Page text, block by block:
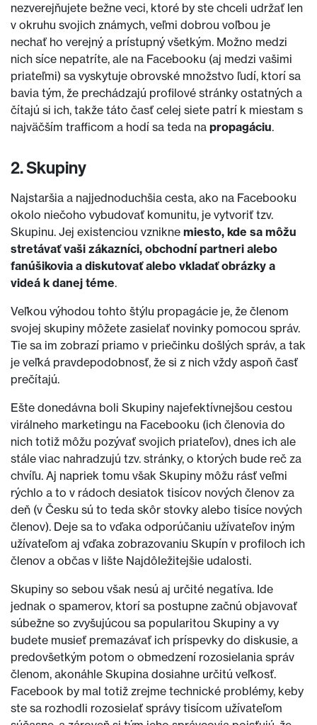
nezverejňujete bežne veci, ktoré by ste chceli udržať len
v okruhu svojich známych, veľmi dobrou voľbou je
nechať ho verejný a prístupný všetkým. Možno medzi
nich síce nepatríte, ale na Facebooku (aj medzi vašimi
priateľmi) sa vyskytuje obrovské množstvo ľudí, ktorí sa
bavia tým, že prechádzajú profilové stránky ostatných a
čítajú si ich, takže táto časť celej siete patrí k miestam s
najväčším trafficom a hodí sa teda na propagáciu.
2. Skupiny
Najstaršia a najjednoduchšia cesta, ako na Facebooku
okolo niečoho vybudovať komunitu, je vytvoriť tzv.
Skupinu. Jej existenciou vznikne miesto, kde sa môžu
stretávať vaši zákazníci, obchodní partneri alebo
fanúšikovia a diskutovať alebo vkladať obrázky a
videá k danej téme.
Veľkou výhodou tohto štýlu propagácie je, že členom
svojej skupiny môžete zasielať novinky pomocou správ.
Tie sa im zobrazí priamo v priečinku došlých správ, a tak
je veľká pravdepodobnosť, že si z nich vždy aspoň časť
prečítajú.
Ešte donedávna boli Skupiny najefektívnejšou cestou
virálneho marketingu na Facebooku (ich členovia do
nich totiž môžu pozývať svojich priateľov), dnes ich ale
stále viac nahradzujú tzv. stránky, o ktorých bude reč za
chvíľu. Aj napriek tomu však Skupiny môžu rásť veľmi
rýchlo a to v rádoch desiatok tisícov nových členov za
deň (v Česku sú to teda skôr stovky alebo tisíce nových
členov). Deje sa to vďaka odporúčaniu užívateľov iným
užívateľom aj vďaka zobrazovaniu Skupín v profiloch ich
členov a občas v lište Najdôležitejšie udalosti.
Skupiny so sebou však nesú aj určité negatíva. Ide
jednak o spamerov, ktorí sa postupne začnú objavovať
súbežne so zvyšujúcou sa popularitou Skupiny a vy
budete musieť premazávať ich príspevky do diskusie, a
predovšetkým potom o obmedzení rozosielania správ
členom, akonáhle Skupina dosiahne určitú veľkosť.
Facebook by mal totiž zrejme technické problémy, keby
ste sa rozhodli rozosielať správy tisícom užívateľom